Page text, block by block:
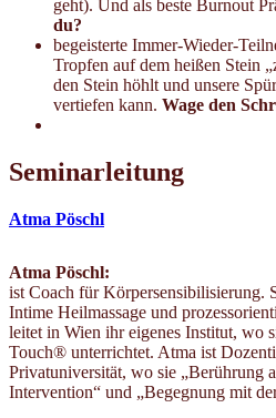
geht). Und als beste Burnout
du?
begeisterte Immer-Wieder-
Tropfen auf dem heißen Stein
den Stein höhlt und unsere
vertiefen kann. Wage den
Seminarleitung
Atma Pöschl
Atma Pöschl:
ist Coach für Körpersensibilisierung.
Intime Heilmassage und
leitet in Wien ihr eigenes Institut, wo
Touch® unterrichtet. Atma ist
Privatuniversität, wo sie „Berührung
Intervention“ und „Begegnung mit